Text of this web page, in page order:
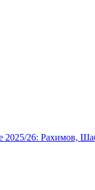
26: Рахимов,